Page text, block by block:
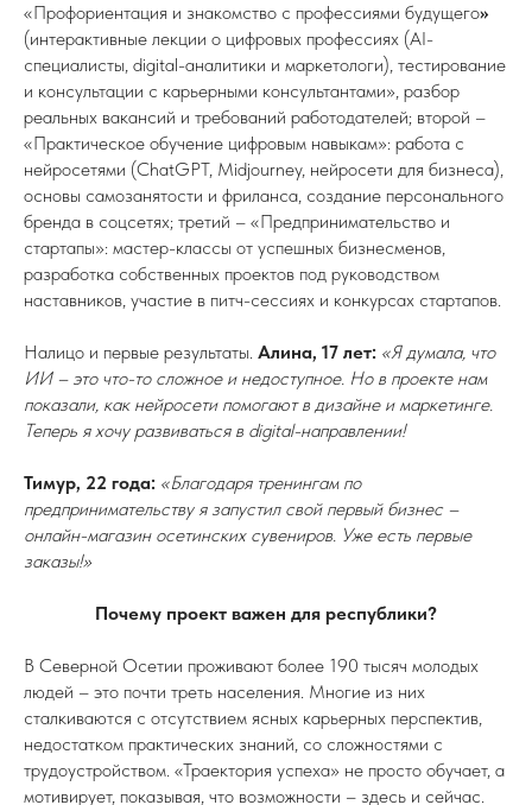
«Профориентация и знакомство с профессиями будущего»
(интерактивные лекции о цифровых профессиях (AI-
специалисты, digital-аналитики и маркетологи), тестирование
и консультации с карьерными консультантами», разбор
реальных вакансий и требований работодателей; второй –
«Практическое обучение цифровым навыкам»: работа с
нейросетями (ChatGPT, Midjourney, нейросети для бизнеса),
основы самозанятости и фриланса, создание персонального
бренда в соцсетях; третий – «Предпринимательство и
стартапы»: мастер-классы от успешных бизнесменов,
разработка собственных проектов под руководством
наставников, участие в питч-сессиях и конкурсах стартапов.
Налицо и первые результаты. Алина, 17 лет: «Я думала, что
ИИ – это что-то сложное и недоступное. Но в проекте нам
показали, как нейросети помогают в дизайне и маркетинге.
Теперь я хочу развиваться в digital-направлении!
Тимур, 22 года: «Благодаря тренингам по
предпринимательству я запустил свой первый бизнес –
онлайн-магазин осетинских сувениров. Уже есть первые
заказы!»
Почему проект важен для республики?
В Северной Осетии проживают более 190 тысяч молодых
людей – это почти треть населения. Многие из них
сталкиваются с отсутствием ясных карьерных перспектив,
недостатком практических знаний, со сложностями с
трудоустройством. «Траектория успеха» не просто обучает, а
мотивирует, показывая, что возможности – здесь и сейчас.